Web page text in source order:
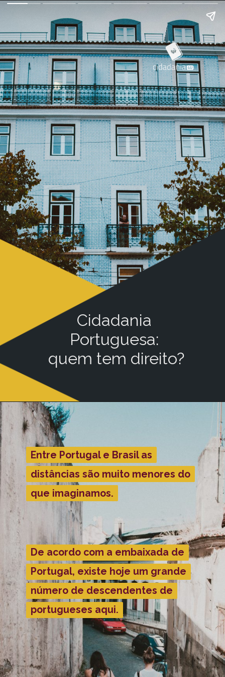
Cidadania
Portuguesa:
quem tem direito?
Entre Portugal e Brasil as
distâncias são muito menores do
que imaginamos.
Entre Portugal e Brasil as
distâncias são muito menores do
que imaginamos.
De acordo com a embaixada de
Portugal, existe hoje um grande
número de descendentes de
portugueses aqui.
De acordo com a embaixada de
Portugal, existe hoje um grande
número de descendentes de
portugueses aqui.